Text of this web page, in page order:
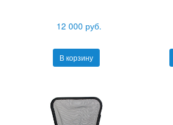
12 000 руб.
В корзину